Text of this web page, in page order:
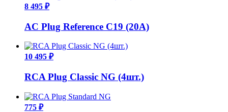
8 495 ₽
AC Plug Reference C19 (20A)
10 495 ₽
RCA Plug Classic NG (4шт.)
775 ₽